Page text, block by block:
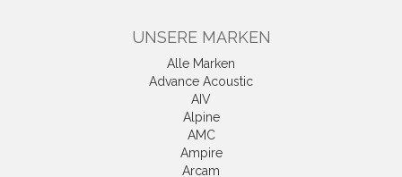
UNSERE MARKEN
Alle Marken
Advance Acoustic
AIV
Alpine
AMC
Ampire
Arcam